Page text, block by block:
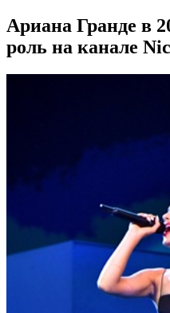
Ариана Гранде в
роль на канале